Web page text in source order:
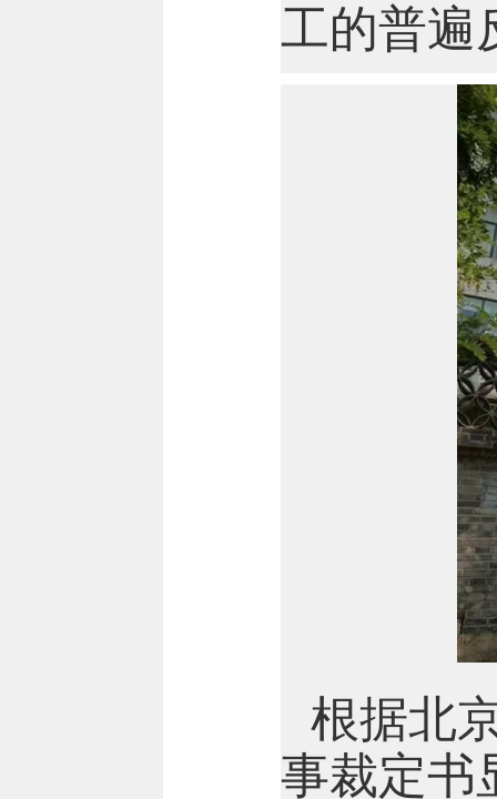
工的普遍
根据北
事裁定书